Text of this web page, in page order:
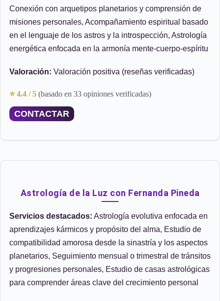
Conexión con arquetipos planetarios y comprensión de
misiones personales, Acompañamiento espiritual basado
en el lenguaje de los astros y la introspección, Astrología
energética enfocada en la armonía mente-cuerpo-espíritu
Valoración: Valoración positiva (reseñas verificadas)
⭐ 4.4 / 5 (basado en 33 opiniones verificadas)
CONTACTAR
Astrología de la Luz con Fernanda Pineda
Servicios destacados: Astrología evolutiva enfocada en
aprendizajes kármicos y propósito del alma, Estudio de
compatibilidad amorosa desde la sinastría y los aspectos
planetarios, Seguimiento mensual o trimestral de tránsitos
y progresiones personales, Estudio de casas astrológicas
para comprender áreas clave del crecimiento personal